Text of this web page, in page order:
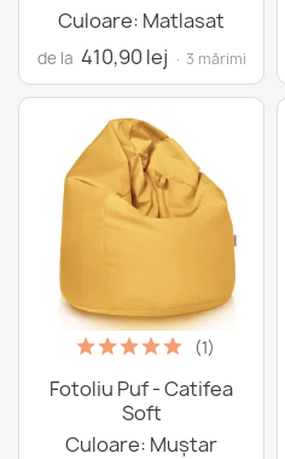
Culoare: Matlasat
de la 410,90 lej · 3 mărimi
(1)
Fotoliu Puf - Catifea
Soft
Culoare: Muștar